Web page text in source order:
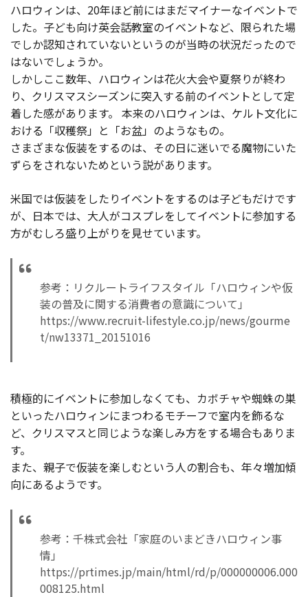
ハロウィンは、20年ほど前にはまだマイナーなイベントで
した。子ども向け英会話教室のイベントなど、限られた場
でしか認知されていないというのが当時の状況だったので
はないでしょうか。
しかしここ数年、ハロウィンは花火大会や夏祭りが終わ
り、クリスマスシーズンに突入する前のイベントとして定
着した感があります。 本来のハロウィンは、ケルト文化に
おける「収穫祭」と「お盆」のようなもの。
さまざまな仮装をするのは、その日に迷いでる魔物にいた
ずらをされないためという説があります。
米国では仮装をしたりイベントをするのは子どもだけです
が、日本では、大人がコスプレをしてイベントに参加する
方がむしろ盛り上がりを見せています。
参考：リクルートライフスタイル「ハロウィンや仮
装の普及に関する消費者の意識について」
https://www.recruit-lifestyle.co.jp/news/gourme
t/nw13371_20151016
積極的にイベントに参加しなくても、カボチャや蜘蛛の巣
といったハロウィンにまつわるモチーフで室内を飾るな
ど、クリスマスと同じような楽しみ方をする場合もありま
す。
また、親子で仮装を楽しむという人の割合も、年々増加傾
向にあるようです。
参考：千株式会社「家庭のいまどきハロウィン事
情」
https://prtimes.jp/main/html/rd/p/000000006.000
008125.html